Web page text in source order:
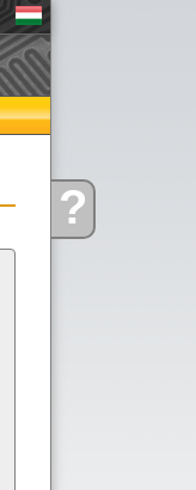
Kérdése?